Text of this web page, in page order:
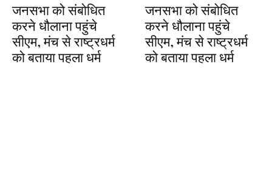
जनसभा को संबोधित
करने धौलाना पहुंचे
सीएम, मंच से राष्ट्रधर्म
को बताया पहला धर्म
जनसभा को संबोधित
करने धौलाना पहुंचे
सीएम, मंच से राष्ट्रधर्म
को बताया पहला धर्म